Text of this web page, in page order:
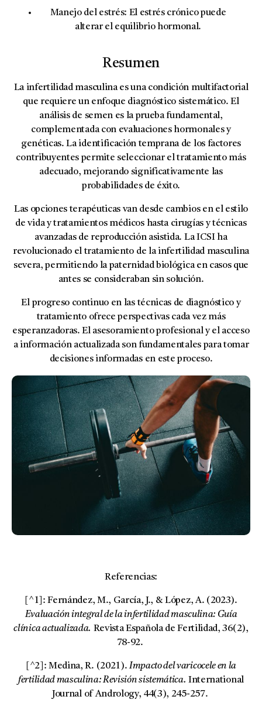
Manejo del estrés: El estrés crónico puede
alterar el equilibrio hormonal.
Resumen
La infertilidad masculina es una condición multifactorial
que requiere un enfoque diagnóstico sistemático. El
análisis de semen es la prueba fundamental,
complementada con evaluaciones hormonales y
genéticas. La identificación temprana de los factores
contribuyentes permite seleccionar el tratamiento más
adecuado, mejorando significativamente las
probabilidades de éxito.
Las opciones terapéuticas van desde cambios en el estilo
de vida y tratamientos médicos hasta cirugías y técnicas
avanzadas de reproducción asistida. LaICSIha
revolucionado el tratamiento de la infertilidad masculina
severa, permitiendo la paternidad biológica en casos que
antes se consideraban sin solución.
El progreso continuo en las técnicas de diagnóstico y
tratamiento ofrece perspectivas cada vez más
esperanzadoras. El asesoramiento profesional y el acceso
a información actualizada son fundamentales para tomar
decisiones informadas en este proceso.
Referencias:
[^1]: Fernández, M., García, J., & López, A. (2023).
Evaluación integral de la infertilidad masculina: Guía
clínica actualizada. Revista Española de Fertilidad, 36(2),
78-92.
[^2]: Medina, R. (2021).Impacto del varicocele en la
fertilidad masculina: Revisión sistemática. International
Journal of Andrology, 44(3), 245-257.